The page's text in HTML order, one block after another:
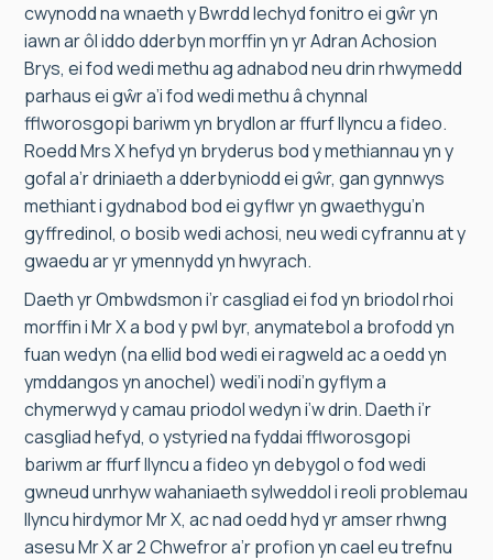
cwynodd na wnaeth y Bwrdd Iechyd fonitro ei gŵr yn
iawn ar ôl iddo dderbyn morffin yn yr Adran Achosion
Brys, ei fod wedi methu ag adnabod neu drin rhwymedd
parhaus ei gŵr a’i fod wedi methu â chynnal
fflworosgopi bariwm yn brydlon ar ffurf llyncu a fideo.
Roedd Mrs X hefyd yn bryderus bod y methiannau yn y
gofal a’r driniaeth a dderbyniodd ei gŵr, gan gynnwys
methiant i gydnabod bod ei gyflwr yn gwaethygu’n
gyffredinol, o bosib wedi achosi, neu wedi cyfrannu at y
gwaedu ar yr ymennydd yn hwyrach.
Daeth yr Ombwdsmon i’r casgliad ei fod yn briodol rhoi
morffin i Mr X a bod y pwl byr, anymatebol a brofodd yn
fuan wedyn (na ellid bod wedi ei ragweld ac a oedd yn
ymddangos yn anochel) wedi’i nodi’n gyflym a
chymerwyd y camau priodol wedyn i’w drin. Daeth i’r
casgliad hefyd, o ystyried na fyddai fflworosgopi
bariwm ar ffurf llyncu a fideo yn debygol o fod wedi
gwneud unrhyw wahaniaeth sylweddol i reoli problemau
llyncu hirdymor Mr X, ac nad oedd hyd yr amser rhwng
asesu Mr X ar 2 Chwefror a’r profion yn cael eu trefnu